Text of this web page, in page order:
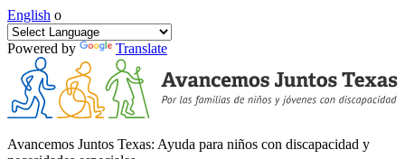
English o
Powered by Translate
Avancemos Juntos Texas: Ayuda para niños con discapacidad y